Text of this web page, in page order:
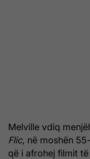
Melville vdiq
Flic, në moshën
që i afrohej filmit